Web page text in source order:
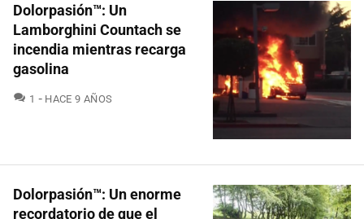
Dolorpasión™: Un
Lamborghini Countach se
incendia mientras recarga
gasolina
1 COMENTARIOS
HACE 9 AÑOS
Dolorpasión™: Un enorme
recordatorio de que el